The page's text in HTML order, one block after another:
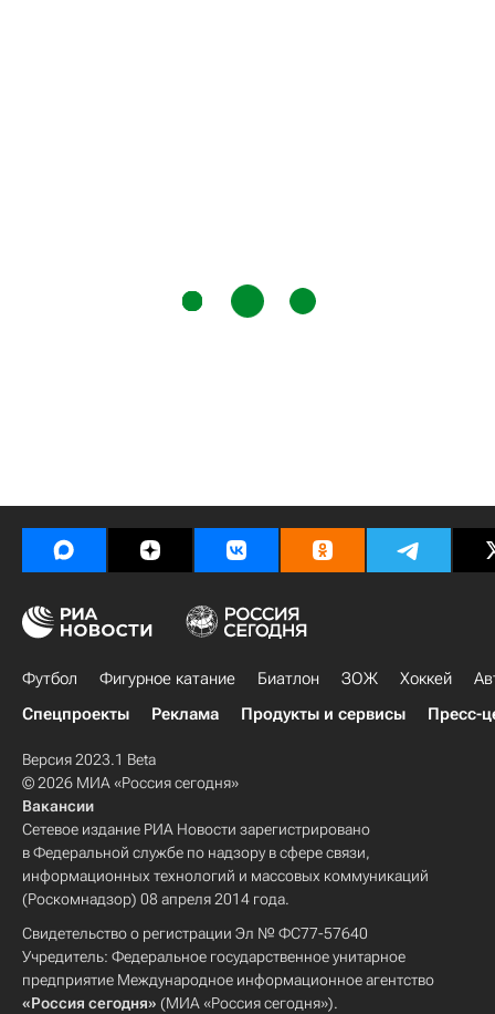
Футбол Фигурное катание Биатлон ЗОЖ Хоккей
Спецпроекты
Реклама Продукты и сервисы Пресс-
Версия 2023.1 Beta
© 2026 МИА «Россия сегодня»
Вакансии
Сетевое издание РИА Новости зарегистрировано
в Федеральной службе по надзору в сфере связи,
информационных технологий и массовых коммуникаций
(Роскомнадзор) 08 апреля 2014 года.
Свидетельство о регистрации Эл № ФС77-57640
Учредитель: Федеральное государственное унитарное
предприятие Международное информационное агентство
«Россия сегодня» (МИА «Россия сегодня»).